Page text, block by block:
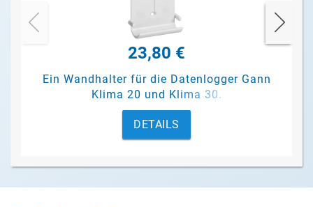
23,80 €
Ein Wandhalter für die Datenlogger Gann
Klima 20 und Klima 30.
DETAILS